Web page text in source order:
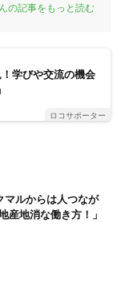
の記事をもっと読む
学びや交流の機会
ロコサポーター
マルからは人つなが
地消な働き方！」